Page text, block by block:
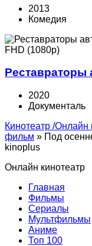
2013
Комедия
FHD (1080p)
Реставраторы
2020
Документаль
Кинотеатр /Онлайн
фильм » Под
kinoplus
Онлайн кинотеатр
Главная
Фильмы
Сериалы
Мультфильмы
Аниме
Топ 100